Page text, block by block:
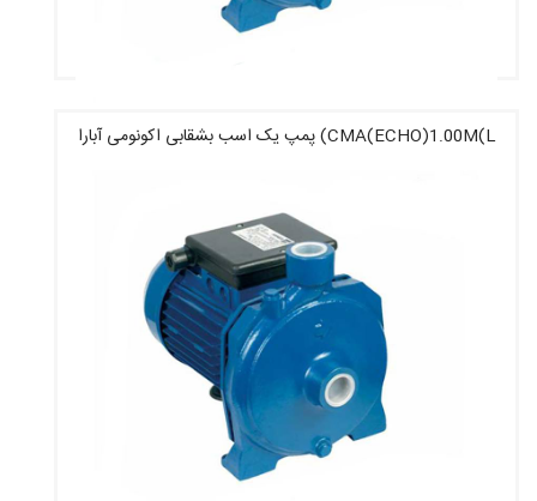
CMA(ECHO)1.00M(L) پمپ یک اسب بشقابی اکونومی آبارا